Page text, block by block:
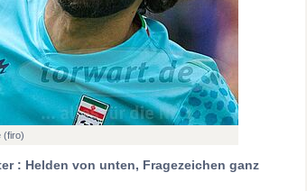
(firo)
: Helden von unten, Fragezeichen ganz